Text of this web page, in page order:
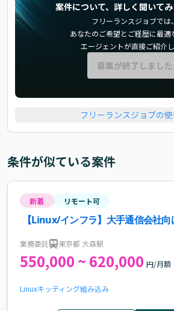
案件について、詳しく聞いて
フリーランスジョブでは、
あなたのご希望とご経歴に最適
エージェントが直接ご紹介
募集が終了しました
フリーランスジョブの
条件が似ている案件
新着 リモート可
【Linux/インフラ】大手通信会社
業務委託 東京都 大森駅
550,000 ~ 620,000 円/月額
Linuxキッティング組み込み